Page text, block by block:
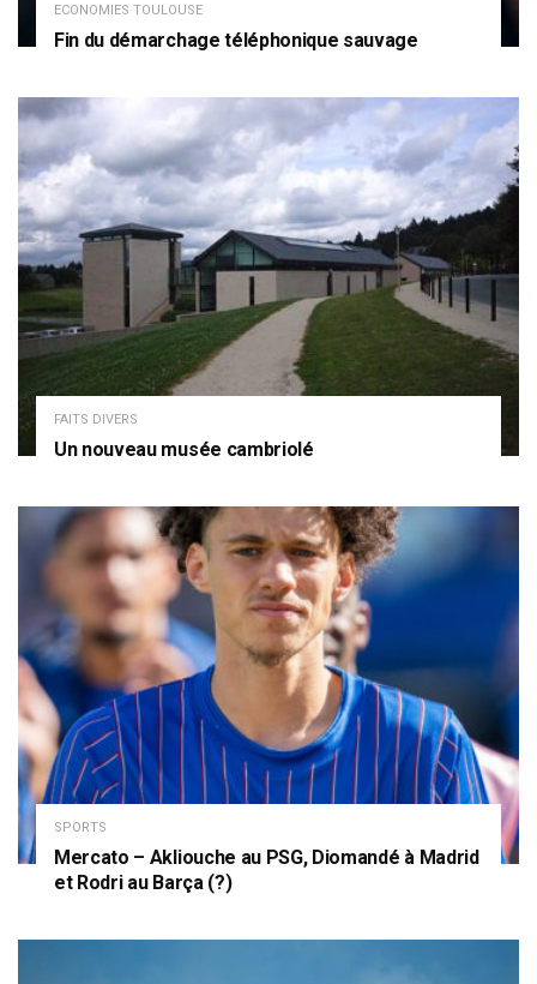
ECONOMIES TOULOUSE
Fin du démarchage téléphonique sauvage
FAITS DIVERS
Un nouveau musée cambriolé
SPORTS
Mercato – Akliouche au PSG, Diomandé à Madrid
et Rodri au Barça (?)